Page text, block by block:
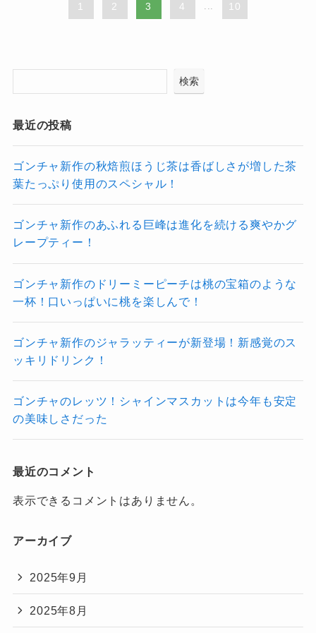
1 2 3 4 ... 10
検索
最近の投稿
ゴンチャ新作の秋焙煎ほうじ茶は香ばしさが増した茶
葉たっぷり使用のスペシャル！
ゴンチャ新作のあふれる巨峰は進化を続ける爽やかグ
レープティー！
ゴンチャ新作のドリーミーピーチは桃の宝箱のような
一杯！口いっぱいに桃を楽しんで！
ゴンチャ新作のジャラッティーが新登場！新感覚のス
ッキリドリンク！
ゴンチャのレッツ！シャインマスカットは今年も安定
の美味しさだった
最近のコメント
表示できるコメントはありません。
アーカイブ
2025年9月
2025年8月